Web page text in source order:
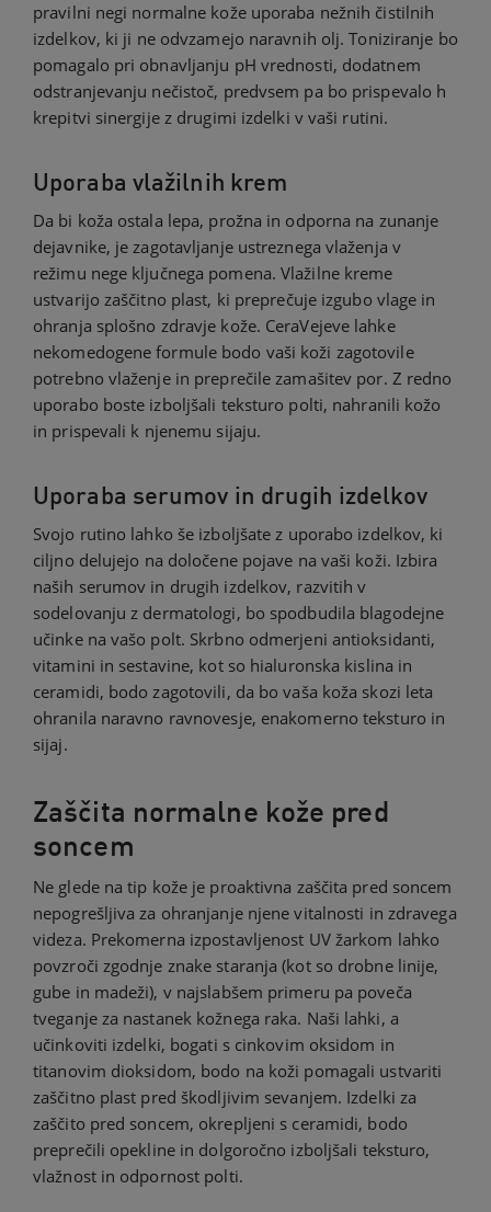
pravilni negi normalne kože uporaba nežnih čistilnih
izdelkov, ki ji ne odvzamejo naravnih olj. Toniziranje bo
pomagalo pri obnavljanju pH vrednosti, dodatnem
odstranjevanju nečistoč, predvsem pa bo prispevalo h
krepitvi sinergije z drugimi izdelki v vaši rutini.
Uporaba vlažilnih krem
Da bi koža ostala lepa, prožna in odporna na zunanje
dejavnike, je zagotavljanje ustreznega vlaženja v
režimu nege ključnega pomena. Vlažilne kreme
ustvarijo zaščitno plast, ki preprečuje izgubo vlage in
ohranja splošno zdravje kože. CeraVejeve lahke
nekomedogene formule bodo vaši koži zagotovile
potrebno vlaženje in preprečile zamašitev por. Z redno
uporabo boste izboljšali teksturo polti, nahranili kožo
in prispevali k njenemu sijaju.
Uporaba serumov in drugih izdelkov
Svojo rutino lahko še izboljšate z uporabo izdelkov, ki
ciljno delujejo na določene pojave na vaši koži. Izbira
naših serumov in drugih izdelkov, razvitih v
sodelovanju z dermatologi, bo spodbudila blagodejne
učinke na vašo polt. Skrbno odmerjeni antioksidanti,
vitamini in sestavine, kot so hialuronska kislina in
ceramidi, bodo zagotovili, da bo vaša koža skozi leta
ohranila naravno ravnovesje, enakomerno teksturo in
sijaj.
Zaščita normalne kože pred
soncem
Ne glede na tip kože je proaktivna zaščita pred soncem
nepogrešljiva za ohranjanje njene vitalnosti in zdravega
videza. Prekomerna izpostavljenost UV žarkom lahko
povzroči zgodnje znake staranja (kot so drobne linije,
gube in madeži), v najslabšem primeru pa poveča
tveganje za nastanek kožnega raka. Naši lahki, a
učinkoviti izdelki, bogati s cinkovim oksidom in
titanovim dioksidom, bodo na koži pomagali ustvariti
zaščitno plast pred škodljivim sevanjem. Izdelki za
zaščito pred soncem, okrepljeni s ceramidi, bodo
preprečili opekline in dolgoročno izboljšali teksturo,
vlažnost in odpornost polti.